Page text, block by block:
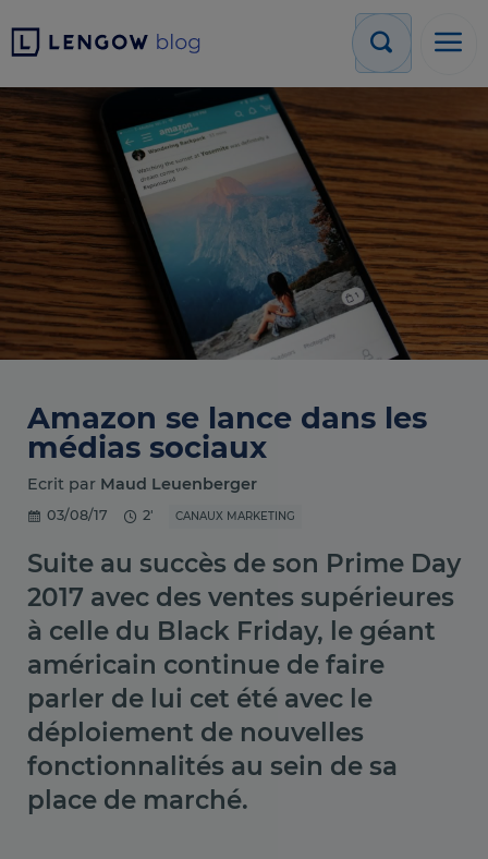
Amazon se lance dans les
médias sociaux
Ecrit par Maud Leuenberger
03/08/17 2' CANAUX MARKETING
Suite au succès de son Prime Day
2017 avec des ventes supérieures
à celle du Black Friday, le géant
américain continue de faire
parler de lui cet été avec le
déploiement de nouvelles
fonctionnalités au sein de sa
place de marché.